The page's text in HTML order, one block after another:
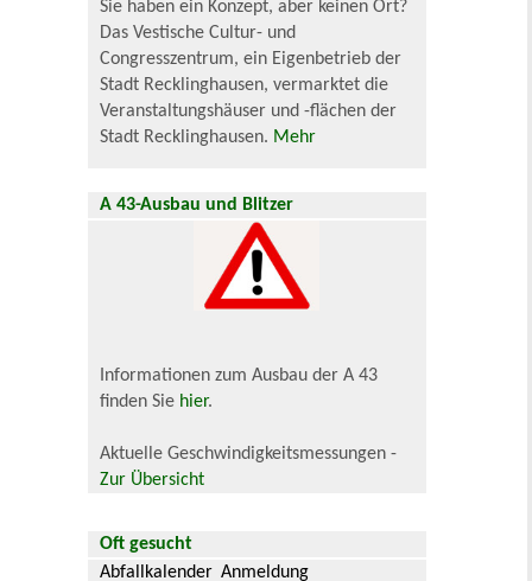
Sie haben ein Konzept, aber keinen Ort?
Das Vestische Cultur- und
Congresszentrum, ein Eigenbetrieb der
Stadt Recklinghausen, vermarktet die
Veranstaltungshäuser und -flächen der
Stadt Recklinghausen. Mehr
A 43-Ausbau und Blitzer
Informationen zum Ausbau der A 43
finden Sie hier.
Aktuelle Geschwindigkeitsmessungen -
Zur Übersicht
Oft gesucht
Abfallkalender Anmeldung